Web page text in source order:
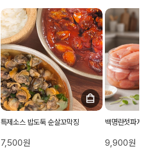
특제소스 밥도둑 순살꼬막징
7,500원
백명란젓파지
9,900원